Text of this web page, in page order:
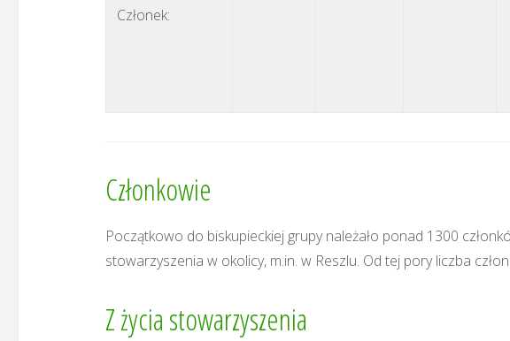
Członek:
Członkowie
Początkowo do biskupieckiej grupy należało ponad 1300
stowarzyszenia w okolicy, m.in. w Reszlu. Od tej pory liczba
Z życia stowarzyszenia